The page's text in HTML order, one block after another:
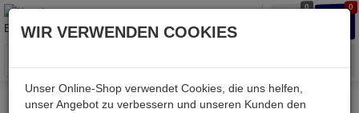
0 0
Menü
WIR VERWENDEN COOKIES
Unser Online-Shop verwendet Cookies, die uns helfen,
unser Angebot zu verbessern und unseren Kunden den